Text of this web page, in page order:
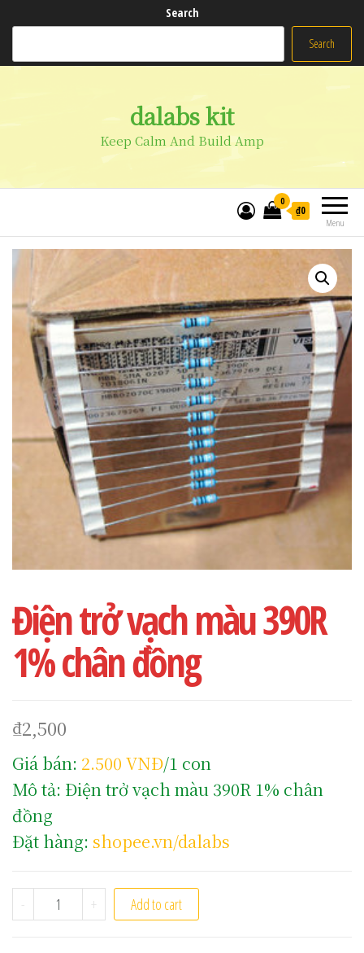
Search
Search
dalabs kit
Keep Calm And Build Amp
Menu
0
₫0
Điện trở vạch màu 390R
1% chân đồng
₫2,500
Giá bán: 2.500 VNĐ/1 con
Mô tả: Điện trở vạch màu 390R 1% chân
đồng
Đặt hàng: shopee.vn/dalabs
- Điện trở vạch màu 390R 1% chân đồng quantity
+ Add to cart